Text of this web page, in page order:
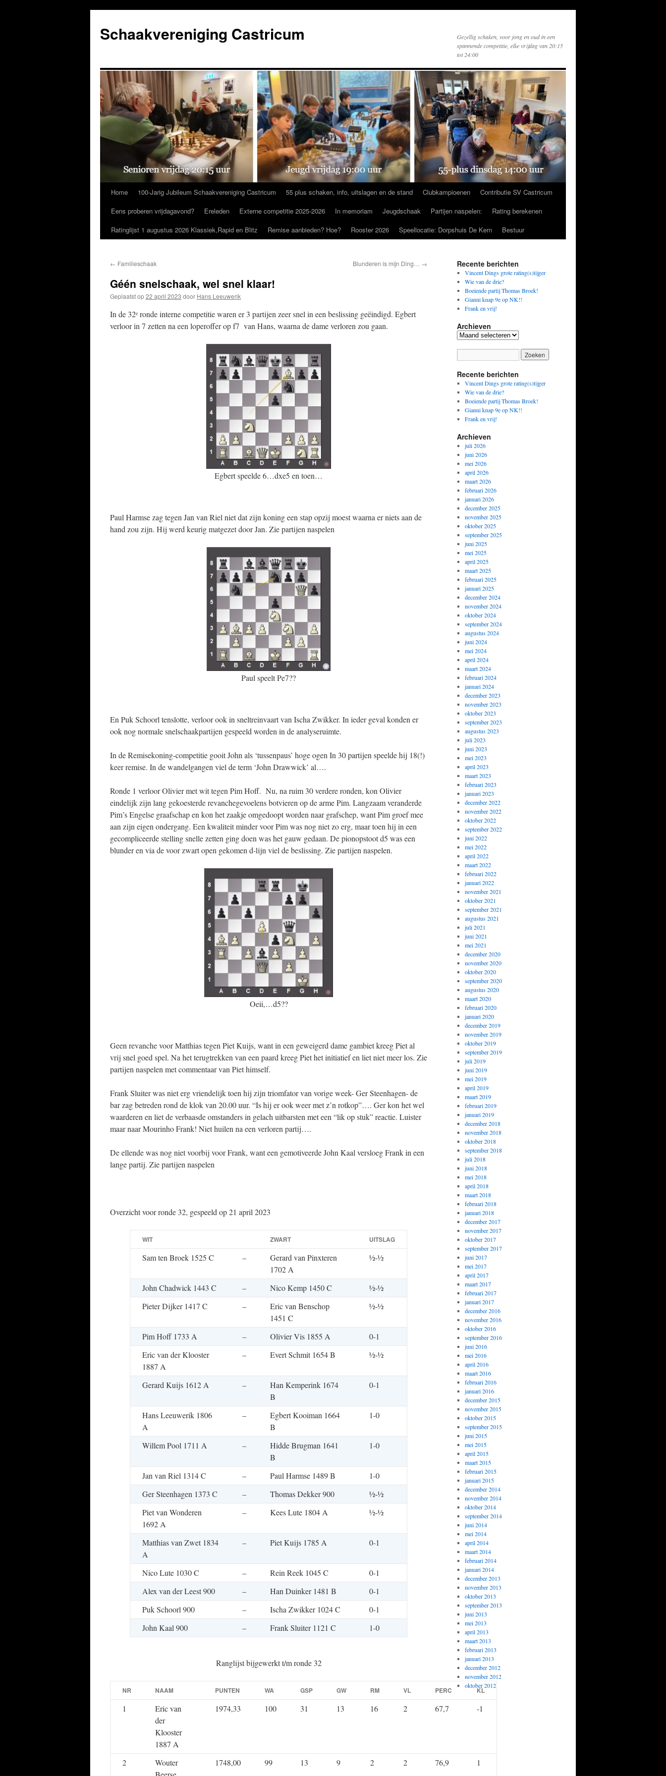
de
inhoud
Schaakvereniging Castricum
Gezellig schaken, voor jong en oud in een
spannende competitie, elke vrijdag van 20:15
tot 24:00
Home 100-Jarig Jubileum Schaakvereniging Castricum 55 plus schaken, info, uitslagen en de stand Clubkampioenen
Contributie SV Castricum
Eens proberen vrijdagavond?
Ereleden Externe competitie 2025-2026 In memoriam Jeugdschaak Partijen naspelen:
Rating berekenen
Ratinglijst 1 augustus 2026 Klassiek,Rapid en Blitz
Remise aanbieden? Hoe? Rooster 2026 Speellocatie: Dorpshuis De Kern Bestuur
← Familieschaak Blunderen is mijn Ding… →
Géén snelschaak, wel snel klaar!
Geplaatst op22 april 2023 door Hans Leeuwerik
In de 32e ronde interne competitie waren er 3 partijen zeer snel in een beslissing geëindigd. Egbert
verloor in 7 zetten na een loperoffer op f7 van Hans, waarna de dame verloren zou gaan.
Egbert speelde 6…dxe5 en toen…
Paul Harmse zag tegen Jan van Riel niet dat zijn koning een stap opzij moest waarna er niets aan de
hand zou zijn. Hij werd keurig matgezet door Jan. Zie partijen naspelen
Paul speelt Pe7??
En Puk Schoorl tenslotte, verloor ook in sneltreinvaart van Ischa Zwikker. In ieder geval konden er
ook nog normale snelschaakpartijen gespeeld worden in de analyseruimte.
In de Remisekoning-competitie gooit John als ‘tussenpaus’ hoge ogen In 30 partijen speelde hij 18(!)
keer remise. In de wandelgangen viel de term ‘John Drawwick’ al….
Ronde 1 verloor Olivier met wit tegen Pim Hoff. Nu, na ruim 30 verdere ronden, kon Olivier
eindelijk zijn lang gekoesterde revanchegevoelens botvieren op de arme Pim. Langzaam veranderde
Pim’s Engelse graafschap en kon het zaakje omgedoopt worden naar grafschep, want Pim groef mee
aan zijn eigen ondergang. Een kwaliteit minder voor Pim was nog niet zo erg, maar toen hij in een
gecompliceerde stelling snelle zetten ging doen was het gauw gedaan. De pionopstoot d5 was een
blunder en via de voor zwart open gekomen d-lijn viel de beslissing. Zie partijen naspelen.
Oeii,…d5??
Geen revanche voor Matthias tegen Piet Kuijs, want in een geweigerd dame gambiet kreeg Piet al
vrij snel goed spel. Na het terugtrekken van een paard kreeg Piet het initiatief en liet niet meer los. Zie
partijen naspelen met commentaar van Piet himself.
Frank Sluiter was niet erg vriendelijk toen hij zijn triomfator van vorige week- Ger Steenhagen- de
bar zag betreden rond de klok van 20.00 uur. “Is hij er ook weer met z’n rotkop”…. Ger kon het wel
waarderen en liet de verbaasde omstanders in gelach uitbarsten met een “lik op stuk” reactie. Luister
maar naar Mourinho Frank! Niet huilen na een verloren partij….
De ellende was nog niet voorbij voor Frank, want een gemotiveerde John Kaal versloeg Frank in een
lange partij. Zie partijen naspelen
Overzicht voor ronde 32, gespeeld op 21 april 2023
WIT ZWART UITSLAG
Sam ten Broek 1525 C –
Gerard van Pinxteren
1702 A
½-½
John Chadwick 1443 C – Nico Kemp 1450 C
½-½
Pieter Dijker 1417 C
–
Eric van Benschop
1451 C
½-½
Pim Hoff 1733 A – Olivier Vis 1855 A
0-1
Eric van der Klooster
1887 A
– Evert Schmit 1654 B ½-½
Gerard Kuijs 1612 A –
Han Kemperink 1674
B
0-1
Hans Leeuwerik 1806
A
–
Egbert Kooiman 1664
B
1-0
Willem Pool 1711 A –
Hidde Brugman 1641
B
1-0
Jan van Riel 1314 C – Paul Harmse 1489 B
1-0
Ger Steenhagen 1373 C
– Thomas Dekker 900
½-½
Piet van Wonderen
1692 A
– Kees Lute 1804 A ½-½
Matthias van Zwet 1834
A
– Piet Kuijs 1785 A 0-1
Nico Lute 1030 C – Rein Reek 1045 C
0-1
Alex van der Leest 900
– Han Duinker 1481 B
0-1
Puk Schoorl 900
– Ischa Zwikker 1024 C
0-1
John Kaal 900
– Frank Sluiter 1121 C 1-0
Ranglijst bijgewerkt t/m ronde 32
NR NAAM PUNTEN WA GSP GW RM VL PERC KL
1
Eric van
der
Klooster
1887 A
1974,33 100 31 13 16 2 67,7 -1
2
Wouter
1748,00 99 13 9 2 2 76,9 1
Recente berichten
Vincent Dings grote rating(s)tijger
Wie van de drie?
Boeiende partij Thomas Broek!
Gianni knap 9e op NK!!
Frank en vrij!
Archieven
Archieven
Recente berichten
Vincent Dings grote rating(s)tijger
Wie van de drie?
Boeiende partij Thomas Broek!
Gianni knap 9e op NK!!
Frank en vrij!
Archieven
juli 2026
juni 2026
mei 2026
april 2026
maart 2026
februari 2026
januari 2026
december 2025
november 2025
oktober 2025
september 2025
juni 2025
mei 2025
april 2025
maart 2025
februari 2025
januari 2025
december 2024
november 2024
oktober 2024
september 2024
augustus 2024
juni 2024
mei 2024
april 2024
maart 2024
februari 2024
januari 2024
december 2023
november 2023
oktober 2023
september 2023
augustus 2023
juli 2023
juni 2023
mei 2023
april 2023
maart 2023
februari 2023
januari 2023
december 2022
november 2022
oktober 2022
september 2022
juni 2022
mei 2022
april 2022
maart 2022
februari 2022
januari 2022
november 2021
oktober 2021
september 2021
augustus 2021
juli 2021
juni 2021
mei 2021
december 2020
november 2020
oktober 2020
september 2020
augustus 2020
maart 2020
februari 2020
januari 2020
december 2019
november 2019
oktober 2019
september 2019
juli 2019
juni 2019
mei 2019
april 2019
maart 2019
februari 2019
januari 2019
december 2018
november 2018
oktober 2018
september 2018
juli 2018
juni 2018
mei 2018
april 2018
maart 2018
februari 2018
januari 2018
december 2017
november 2017
oktober 2017
september 2017
juni 2017
mei 2017
april 2017
maart 2017
februari 2017
januari 2017
december 2016
november 2016
oktober 2016
september 2016
juni 2016
mei 2016
april 2016
maart 2016
februari 2016
januari 2016
december 2015
november 2015
oktober 2015
september 2015
juni 2015
mei 2015
april 2015
maart 2015
februari 2015
januari 2015
december 2014
november 2014
oktober 2014
september 2014
juni 2014
mei 2014
april 2014
maart 2014
februari 2014
januari 2014
december 2013
november 2013
oktober 2013
september 2013
juni 2013
mei 2013
april 2013
maart 2013
februari 2013
januari 2013
december 2012
november 2012
oktober 2012